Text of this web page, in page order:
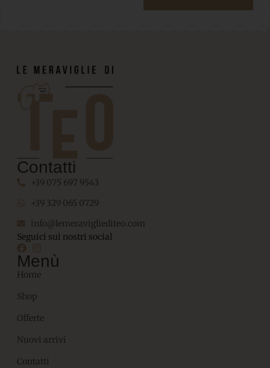
Contatti
+39 075 697 9543
+39 329 065 0729
info@lemeravigliediteo.com
Seguici sui nostri social
Menù
Home
Shop
Offerte
Nuovi arrivi
Contatti